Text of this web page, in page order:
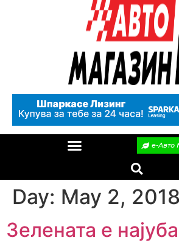
е-Авто
Day: May 2, 2018
Зелената е